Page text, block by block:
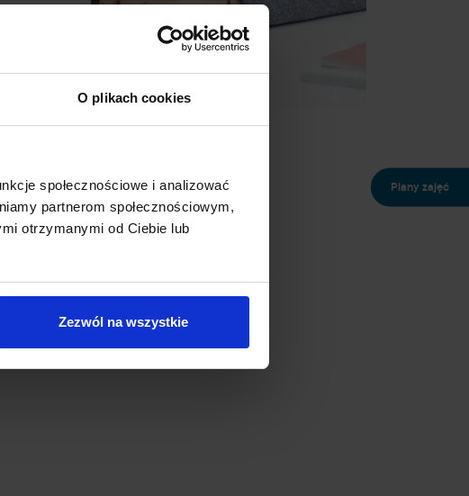
O plikach cookies
społecznościowe i analizować
partnerom społecznościowym,
otrzymanymi od Ciebie lub
Zezwól na wszystkie
profilaktyczne polegające na
odrobione w późniejszym terminie.
Plany zajęć